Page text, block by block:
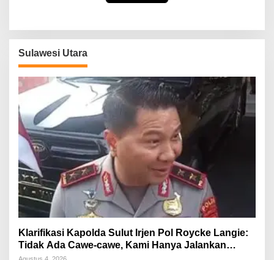
Sulawesi Utara
Klarifikasi Kapolda Sulut Irjen Pol Roycke Langie:
Tidak Ada Cawe-cawe, Kami Hanya Jalankan
Perintah Undang-Undang